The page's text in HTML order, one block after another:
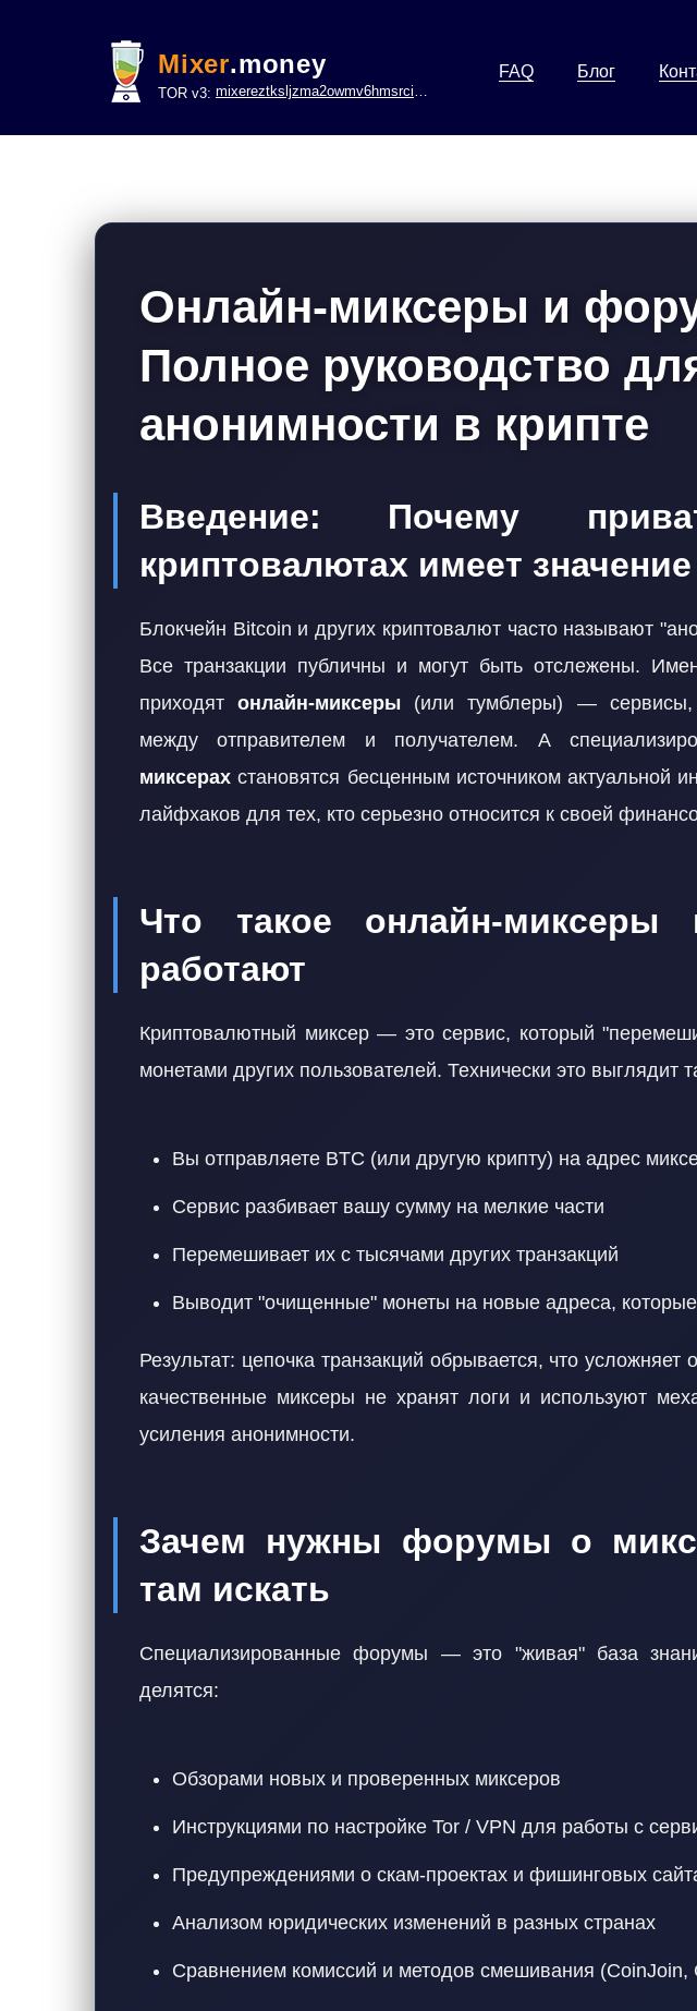
Mixer.money
TOR v3: mixereztksljzma2owmv6hmsrci322lsje6m3svicoddk3xbgvhd2fid.onion
FAQ Блог
Онлайн-миксеры и
Полное руководство
анонимности в крипте
Введение: Почему
криптовалютах имеет значение
Блокчейн Bitcoin и других криптовалют часто называют
Все транзакции публичны и могут быть отслежены.
приходятонлайн-миксеры (или тумблеры) — сервисы,
между отправителем и получателем. А
миксерах становятся бесценным источником актуальной
лайфхаков для тех, кто серьезно относится к своей
Что такое онлайн-
работают
Криптовалютный миксер — это сервис, который
монетами других пользователей. Технически это выглядит
Вы отправляете BTC (или другую крипту) на адрес
Сервис разбивает вашу сумму на мелкие части
Перемешивает их с тысячами других транзакций
Выводит "очищенные" монеты на новые адреса,
Результат: цепочка транзакций обрывается, что усложняет
качественные миксеры не хранят логи и используют
усиления анонимности.
Зачем нужны форумы о
там искать
Специализированные форумы — это "живая" база
делятся:
Обзорами новых и проверенных миксеров
Инструкциями по настройке Tor / VPN для работы с
Предупреждениями о скам-проектах и фишинговых
Анализом юридических изменений в разных странах
Сравнением комиссий и методов смешивания (CoinJoin,